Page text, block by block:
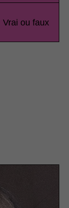
Vrai ou faux